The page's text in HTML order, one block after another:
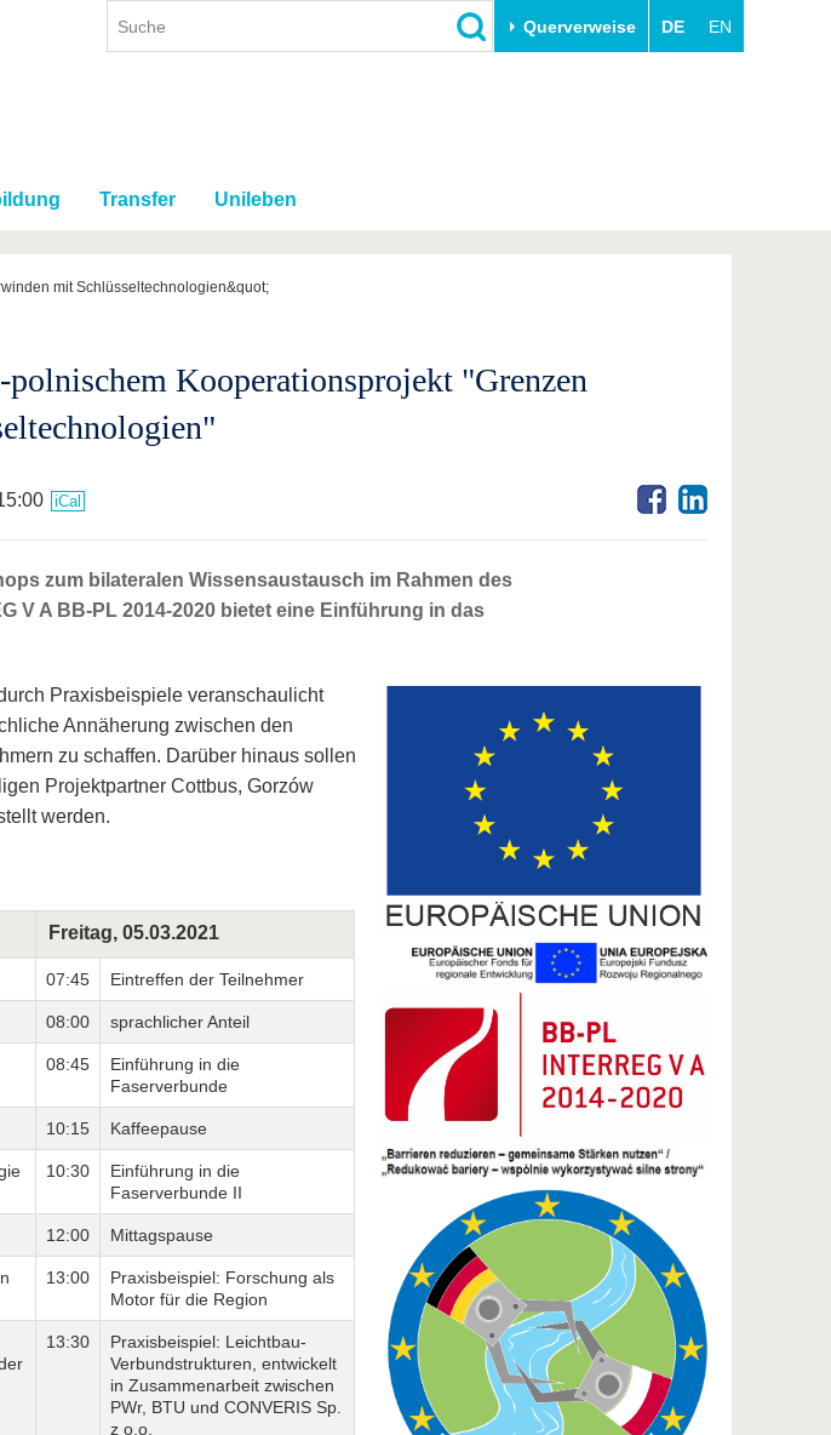
Querverweise DE EN
Transfer Unileben
mit Schlüsseltechnologien&quot;
polnischem Kooperationsprojekt "Grenzen
iCal
zum bilateralen Wissensaustausch im Rahmen des
V A BB-PL 2014-2020 bietet eine Einführung in das
Praxisbeispiele veranschaulicht
Annäherung zwischen den
zu schaffen. Darüber hinaus sollen
Projektpartner Cottbus, Gorzów
werden.
Freitag, 05.03.2021
07:45 Eintreffen der Teilnehmer
08:00 sprachlicher Anteil
08:45
Einführung in die
Faserverbunde
10:15 Kaffeepause
10:30
Einführung in die
Faserverbunde II
12:00 Mittagspause
13:00
Praxisbeispiel: Forschung als
Motor für die Region
13:30
Praxisbeispiel: Leichtbau-
Verbundstrukturen, entwickelt
in Zusammenarbeit zwischen
PWr, BTU und CONVERIS Sp.
z o.o.